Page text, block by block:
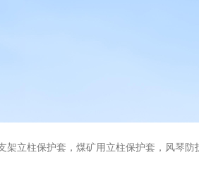
架立柱保护套，煤矿用立柱保护套，风琴